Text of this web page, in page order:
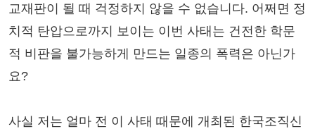
교재판이 될 때 걱정하지 않을 수 없습니다. 어쩌면 정
치적 탄압으로까지 보이는 이번 사태는 건전한 학문
적 비판을 불가능하게 만드는 일종의 폭력은 아닌가
요?
사실 저는 얼마 전 이 사태 때문에 개최된 한국조직신